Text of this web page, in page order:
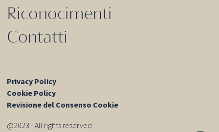
Riconocimenti
Contatti
Privacy Policy
Cookie Policy
Revisione del Consenso Cookie
@2023 - All rights reserved